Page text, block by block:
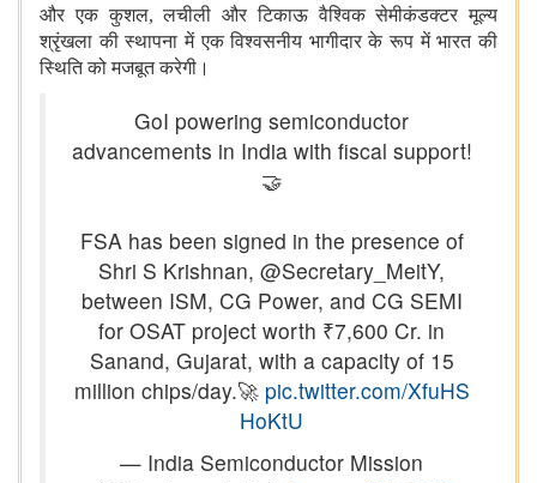
और एक कुशल, लचीली और टिकाऊ वैश्विक सेमीकंडक्टर मूल्य
श्रृंखला की स्थापना में एक विश्वसनीय भागीदार के रूप में भारत की
स्थिति को मजबूत करेगी।
GoI powering semiconductor
advancements in India with fiscal support!
🤝
FSA has been signed in the presence of
Shri S Krishnan, @Secretary_MeitY,
between ISM, CG Power, and CG SEMI
for OSAT project worth ₹7,600 Cr. in
Sanand, Gujarat, with a capacity of 15
million chips/day.🚀 pic.twitter.com/XfuHS
HoKtU
— India Semiconductor Mission